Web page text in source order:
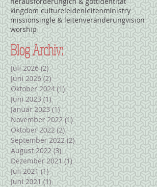
kingdom cultureleidenleitenministry
missionsingle & leitenveränderungvision
worship
Blog Archiv:
Juli 2026 (2)2 Beiträge
Juni 2026 (2)2 Beiträge
Oktober 2024 (1)1 Beitrag
Juni 2023 (1)1 Beitrag
Januar 2023 (1)1 Beitrag
November 2022 (1)1 Beitrag
Oktober 2022 (2)2 Beiträge
September 2022 (2)2 Beiträge
August 2022 (3) 3 Beiträge
Dezember 2021 (1)1 Beitrag
Juli 2021 (1)1 Beitrag
Juni 2021 (1)1 Beitrag